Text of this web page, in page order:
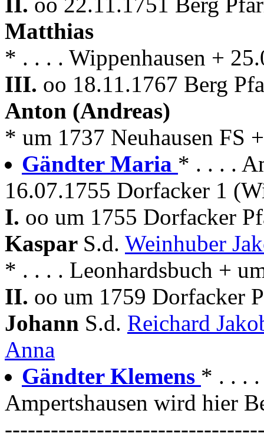
Matthias
* . . . . Wippenhausen +
III. oo 18.11.1767 Berg
Anton (Andreas)
* um 1737 Neuhausen FS
Gändter Maria * . . . .
16.07.1755 Dorfacker 1
I. oo um 1755 Dorfacker
Kaspar S.d. Weinhuber
* . . . . Leonhardsbuch +
II. oo um 1759 Dorfacker
Johann S.d. Reichard
Anna
Gändter Klemens * . . . .
Ampertshausen wird hier